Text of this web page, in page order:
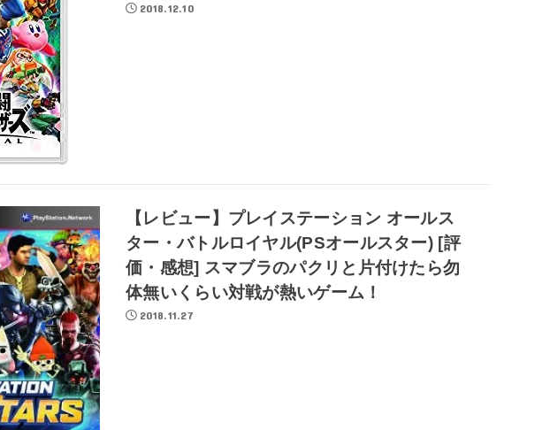
2018.12.10
【レビュー】プレイステーション オールス
ター・バトルロイヤル(PSオールスター) [評
価・感想] スマブラのパクリと片付けたら勿
体無いくらい対戦が熱いゲーム！
2018.11.27